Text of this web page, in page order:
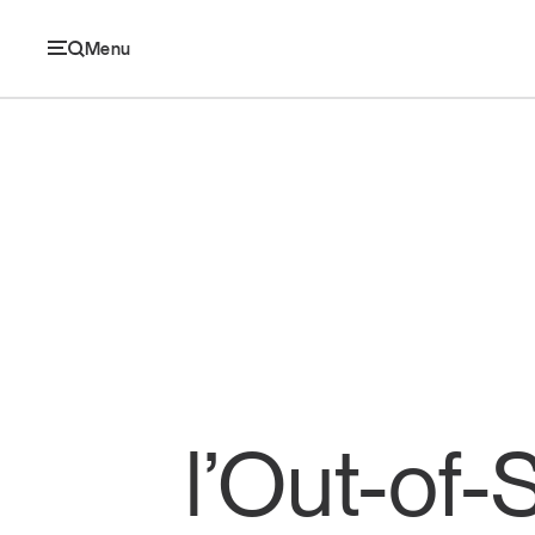
Menu
Retail e brand
Sostenibilitàl’Out-